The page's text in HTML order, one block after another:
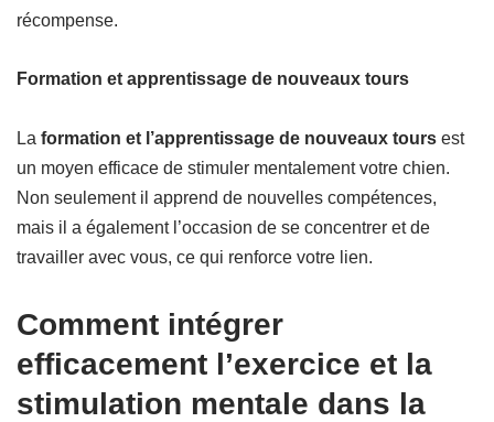
récompense.
Formation et apprentissage de nouveaux tours
La formation et l’apprentissage de nouveaux tours est
un moyen efficace de stimuler mentalement votre chien.
Non seulement il apprend de nouvelles compétences,
mais il a également l’occasion de se concentrer et de
travailler avec vous, ce qui renforce votre lien.
Comment intégrer
efficacement l’exercice et la
stimulation mentale dans la